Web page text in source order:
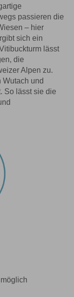
passieren die
– hier
sich ein
lässt
die
Alpen zu.
Wutach und
So lässt sie die